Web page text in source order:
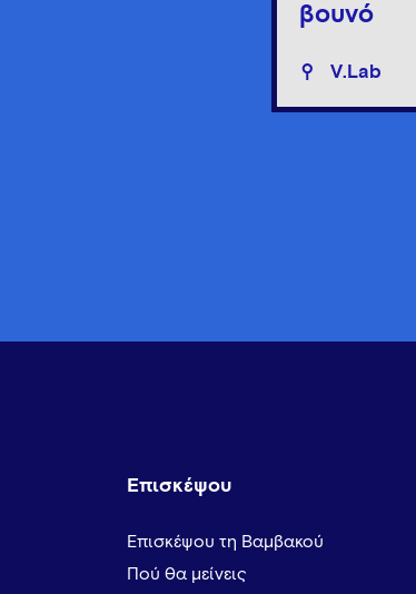
βουνό
V.Lab
Επισκέψου
Επισκέψου τη Βαμβακού
Πού θα μείνεις